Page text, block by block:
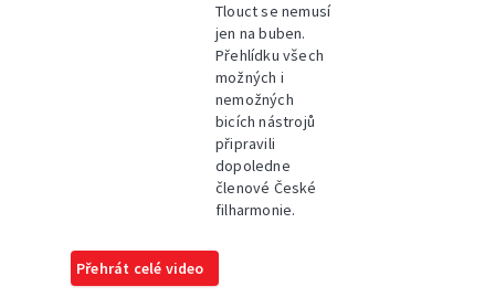
Tlouct se nemusí
jen na buben.
Přehlídku všech
možných i
nemožných
bicích nástrojů
připravili
dopoledne
členové České
filharmonie.
Přehrát celé video